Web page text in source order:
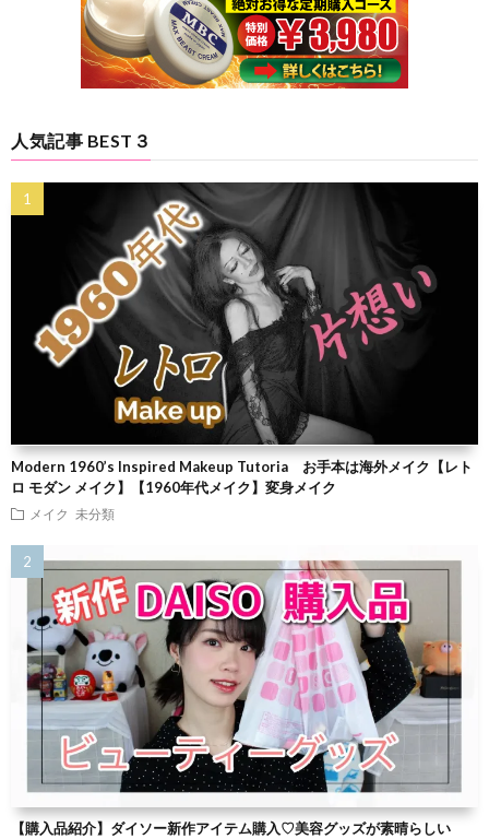
人気記事 BEST３
Modern 1960’s Inspired Makeup Tutoria お手本は海外メイク【レト
ロ モダン メイク】【1960年代メイク】変身メイク
メイク 未分類
【購入品紹介】ダイソー新作アイテム購入♡美容グッズが素晴らしい